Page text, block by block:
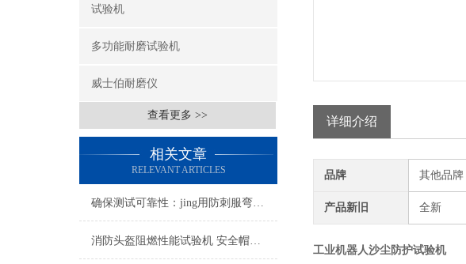
试验机
多功能耐磨试验机
威士伯耐磨仪
查看更多 >>
相关文章
RELEVANT ARTICLES
确保测试可靠性：jing用防刺服弯曲度测试仪的校准与维护技术
消防头盔阻燃性能试验机 安全帽耐燃性能测试仪
详细介绍
品牌 其他品牌
产品新旧 全新
工业机器人沙尘防护试验机